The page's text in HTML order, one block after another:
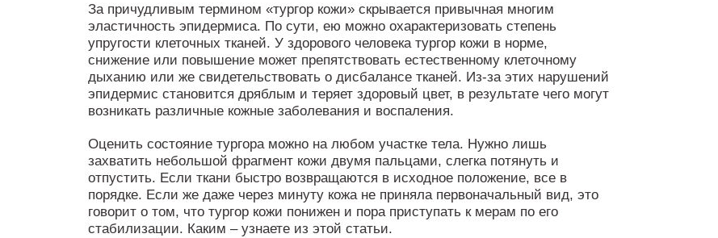
За причудливым термином «тургор кожи» скрывается привычная многим
эластичность эпидермиса. По сути, ею можно охарактеризовать степень
упругости клеточных тканей. У здорового человека тургор кожи в норме,
снижение или повышение может препятствовать естественному клеточному
дыханию или же свидетельствовать о дисбалансе тканей. Из-за этих нарушений
эпидермис становится дряблым и теряет здоровый цвет, в результате чего могут
возникать различные кожные заболевания и воспаления.
Оценить состояние тургора можно на любом участке тела. Нужно лишь
захватить небольшой фрагмент кожи двумя пальцами, слегка потянуть и
отпустить. Если ткани быстро возвращаются в исходное положение, все в
порядке. Если же даже через минуту кожа не приняла первоначальный вид, это
говорит о том, что тургор кожи понижен и пора приступать к мерам по его
стабилизации. Каким – узнаете из этой статьи.